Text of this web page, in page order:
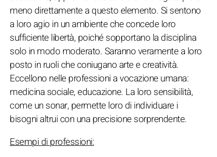
meno direttamente a questo elemento. Si sentono
a loro agio in un ambiente che concede loro
sufficiente libertà, poiché sopportano la disciplina
solo in modo moderato. Saranno veramente a loro
posto in ruoli che coniugano arte e creatività.
Eccellono nelle professioni a vocazione umana:
medicina sociale, educazione. La loro sensibilità,
come un sonar, permette loro di individuare i
bisogni altrui con una precisione sorprendente.
Esempi di professioni: